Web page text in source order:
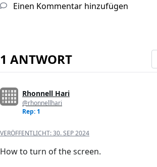
Einen Kommentar hinzufügen
1 ANTWORT
Rhonnell Hari
@rhonnellhari
Rep: 1
VERÖFFENTLICHT:30. SEP 2024
How to turn of the screen.